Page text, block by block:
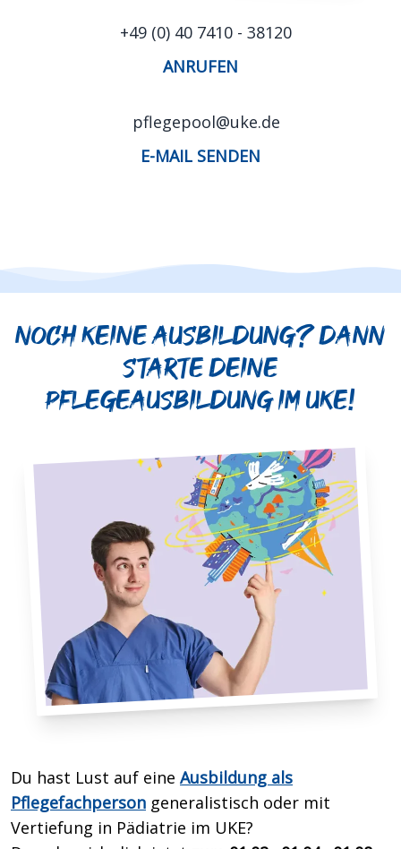
ANRUFEN
+49 (0) 40 7410 - 38120
E-MAIL SENDEN
pflegepool@uke.de
Noch keine Ausbildung? Dann
starte deine
Pflegeausbildung im UKE!
Du hast Lust auf eine Ausbildung als
Pflegefachperson generalistisch oder mit
Vertiefung in Pädiatrie im UKE?